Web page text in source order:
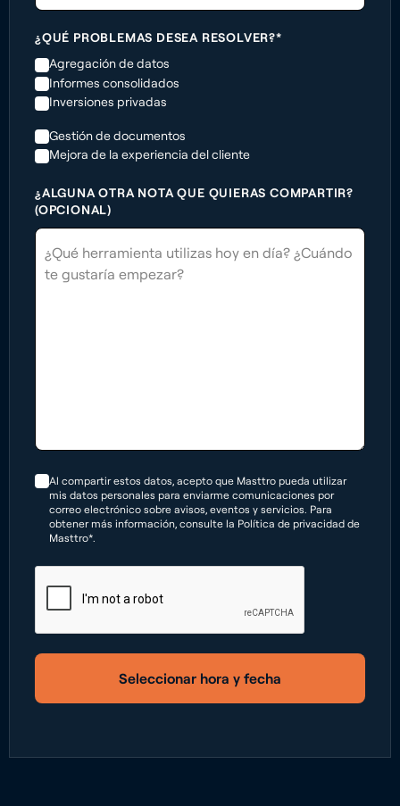
¿QUÉ PROBLEMAS DESEA RESOLVER?*
Agregación de datos
Informes consolidados
Inversiones privadas
Gestión de documentos
Mejora de la experiencia del cliente
¿ALGUNA OTRA NOTA QUE QUIERAS COMPARTIR?
(OPCIONAL)
Al compartir estos datos, acepto que Masttro pueda utilizar
mis datos personales para enviarme comunicaciones por
correo electrónico sobre avisos, eventos y servicios. Para
obtener más información, consulte la Política de privacidad de
Masttro*.
Seleccionar hora y fecha